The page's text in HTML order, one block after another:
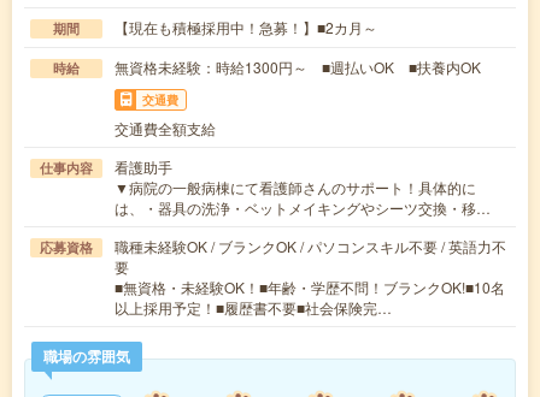
期間 【現在も積極採用中！急募！】■2カ月～
時給 無資格未経験：時給1300円～ ■週払いOK ■扶養内OK
交通費
交通費全額支給
仕事内容
看護助手
▼病院の一般病棟にて看護師さんのサポート！具体的に
は、・器具の洗浄・ベットメイキングやシーツ交換・移…
応募資格
職種未経験OK / ブランクOK / パソコンスキル不要 / 英語力不
要
■無資格・未経験OK！■年齢・学歴不問！ブランクOK!■10名
以上採用予定！■履歴書不要■社会保険完…
職場の雰囲気